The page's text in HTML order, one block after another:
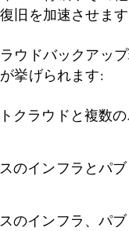
旧を加速させます
ウドバックアッ
挙げられます:
クラウドと複数
のインフラとパ
のインフラ、パ